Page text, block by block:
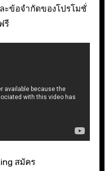
ข้อจำกัดของโปรโมชั่
รี
สมัคร